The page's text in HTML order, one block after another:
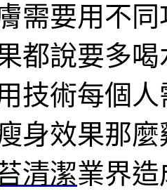
需要用不
都說要多
技術每個
身效果那
清潔業界